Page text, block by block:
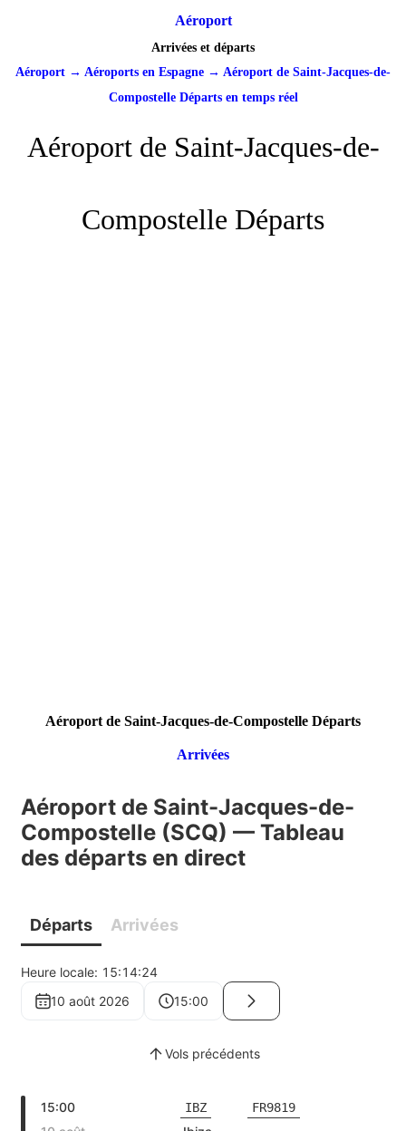
Aéroport
Arrivées et départs
Aéroport → Aéroports en Espagne → Aéroport de Saint-Jacques-de-
Compostelle Départs en temps réel
Aéroport de Saint-Jacques-de-
Compostelle Départs
Aéroport de Saint-Jacques-de-Compostelle Départs
Arrivées